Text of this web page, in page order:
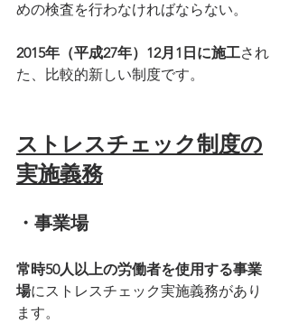
めの検査を行わなければならない。
2015年（平成27年）12月1日に施工され
た、比較的新しい制度です。
ストレスチェック制度の
実施義務
・事業場
常時50人以上の労働者を使用する事業
場にストレスチェック実施義務があり
ます。